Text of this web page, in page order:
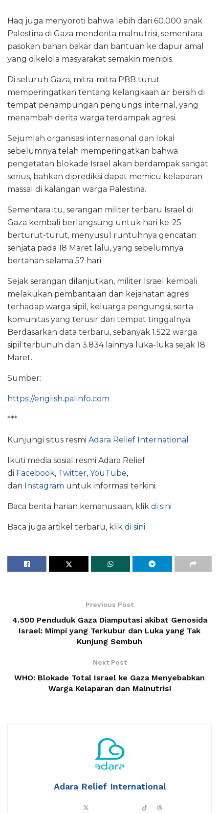
Haq juga menyoroti bahwa lebih dari 60.000 anak
Palestina di Gaza menderita malnutrisi, sementara
pasokan bahan bakar dan bantuan ke dapur amal
yang dikelola masyarakat semakin menipis.
Di seluruh Gaza, mitra-mitra PBB turut
memperingatkan tentang kelangkaan air bersih di
tempat penampungan pengungsi internal, yang
menambah derita warga terdampak agresi.
Sejumlah organisasi internasional dan lokal
sebelumnya telah memperingatkan bahwa
pengetatan blokade Israel akan berdampak sangat
serius, bahkan diprediksi dapat memicu kelaparan
massal di kalangan warga Palestina.
Sementara itu, serangan militer terbaru Israel di
Gaza kembali berlangsung untuk hari ke-25
berturut-turut, menyusul runtuhnya gencatan
senjata pada 18 Maret lalu, yang sebelumnya
bertahan selama 57 hari.
Sejak serangan dilanjutkan, militer Israel kembali
melakukan pembantaian dan kejahatan agresi
terhadap warga sipil, keluarga pengungsi, serta
komunitas yang terusir dari tempat tinggalnya.
Berdasarkan data terbaru, sebanyak 1.522 warga
sipil terbunuh dan 3.834 lainnya luka-luka sejak 18
Maret.
Sumber:
https://english.palinfo.com
***
Kunjungi situs resmi Adara Relief International
Ikuti media sosial resmi Adara Relief
di Facebook, Twitter, YouTube,
dan Instagram untuk informasi terkini.
Baca berita harian kemanusiaan, klik di sini
Baca juga artikel terbaru, klik di sini
Previous Post
4.500 Penduduk Gaza Diamputasi akibat Genosida
Israel: Mimpi yang Terkubur dan Luka yang Tak
Kunjung Sembuh
Next Post
WHO: Blokade Total Israel ke Gaza Menyebabkan
Warga Kelaparan dan Malnutrisi
Adara Relief International